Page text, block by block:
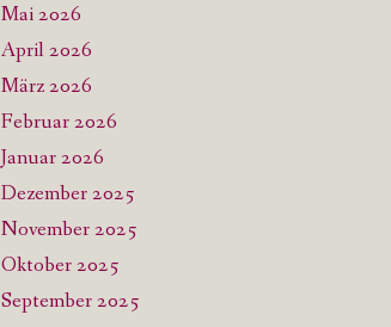
Mai 2026
April 2026
März 2026
Februar 2026
Januar 2026
Dezember 2025
November 2025
Oktober 2025
September 2025